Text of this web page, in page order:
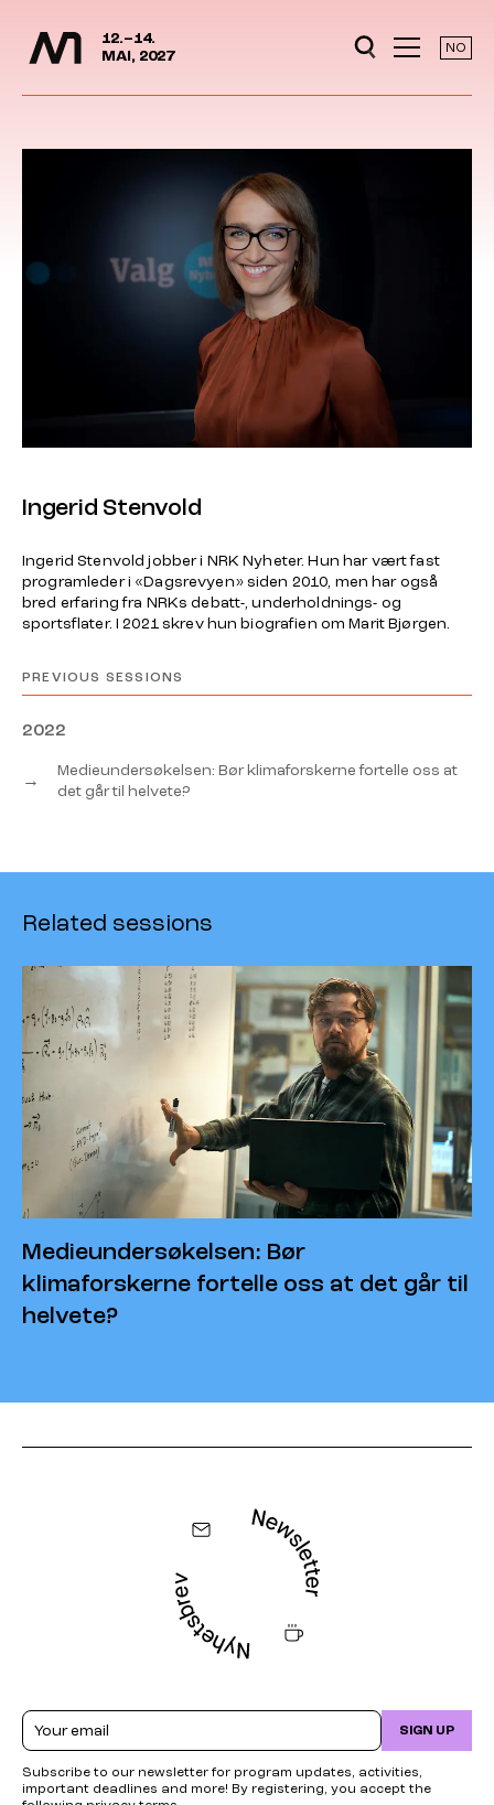
Jump to content
12.–14.
MAI, 2027
NO
Ingerid Stenvold
Ingerid Stenvold jobber i NRK Nyheter. Hun har vært fast
programleder i «Dagsrevyen» siden 2010, men har også
bred erfaring fra NRKs debatt-, underholdnings- og
sportsflater. I 2021 skrev hun biografien om Marit Bjørgen.
PREVIOUS SESSIONS
2022
→
Medieundersøkelsen: Bør klimaforskerne fortelle oss at
det går til helvete?
Related sessions
Medieundersøkelsen: Bør
klimaforskerne fortelle oss at det går til
helvete?
Email SIGN UP
Subscribe to our newsletter for program updates, activities,
important deadlines and more! By registering, you accept the